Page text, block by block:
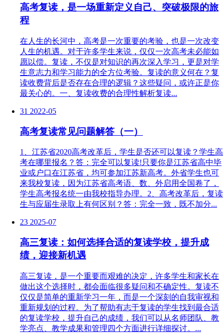
高考复读，是一场重新定义自己、突破极限的旅
程
在人生的长河中，高考是一次重要的考验，也是一次改变
人生的机遇。对于许多学生来说，仅仅一次高考未必能如
愿以偿。复读，不仅是对知识的再次深入学习，更是对学
生意志力和学习能力的全方位考验。复读的意义何在？复
读收费背后是否存在合理的逻辑？这些疑问，或许正是你
最关心的。一、复读收费的合理性解析复读...
31 2022-05
高考复读常见问题解答（一）
1、江苏省2020高考改革后，学生是否还可以复读？学生高
考在哪里报名？答：完全可以复读!只要你是江苏省高中毕
业或户口在江苏省，均可参加江苏新高考。外省学生也可
来我校复读，因为江苏省高考语、数、外启用全国卷了，
学生高考报名统一由我校指导办理。2、高考改革后，复读
生与应届生录取上有何区别？答：完全一致，既不加分...
23 2025-07
高三复读：如何选择合适的复读学校，提升成
绩，迎接新机遇
高三复读，是一个重要而艰难的决定，许多学生和家长在
做出这个选择时，都会面临很多疑问和不确定性。复读不
仅仅是简单的重新学习一年，而是一个深刻的自我审视和
重新规划的过程。为了帮助有志于复读的学生找到最合适
的复读学校，提升自己的成绩，我们可以从名师团队、教
学亮点、教学成果和管理四个方面进行详细探讨。...